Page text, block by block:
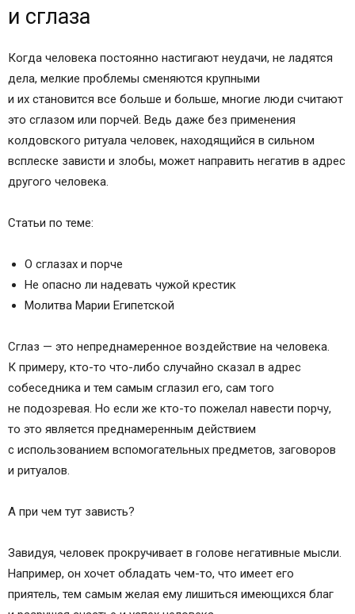
и сглаза
Когда человека постоянно настигают неудачи, не ладятся
дела, мелкие проблемы сменяются крупными
и их становится все больше и больше, многие люди считают
это сглазом или порчей. Ведь даже без применения
колдовского ритуала человек, находящийся в сильном
всплеске зависти и злобы, может направить негатив в адрес
другого человека.
Статьи по теме:
О сглазах и порче
Не опасно ли надевать чужой крестик
Молитва Марии Египетской
Сглаз — это непреднамеренное воздействие на человека.
К примеру, кто-то что-либо случайно сказал в адрес
собеседника и тем самым сглазил его, сам того
не подозревая. Но если же кто-то пожелал навести порчу,
то это является преднамеренным действием
с использованием вспомогательных предметов, заговоров
и ритуалов.
А при чем тут зависть?
Завидуя, человек прокручивает в голове негативные мысли.
Например, он хочет обладать чем-то, что имеет его
приятель, тем самым желая ему лишиться имеющихся благ